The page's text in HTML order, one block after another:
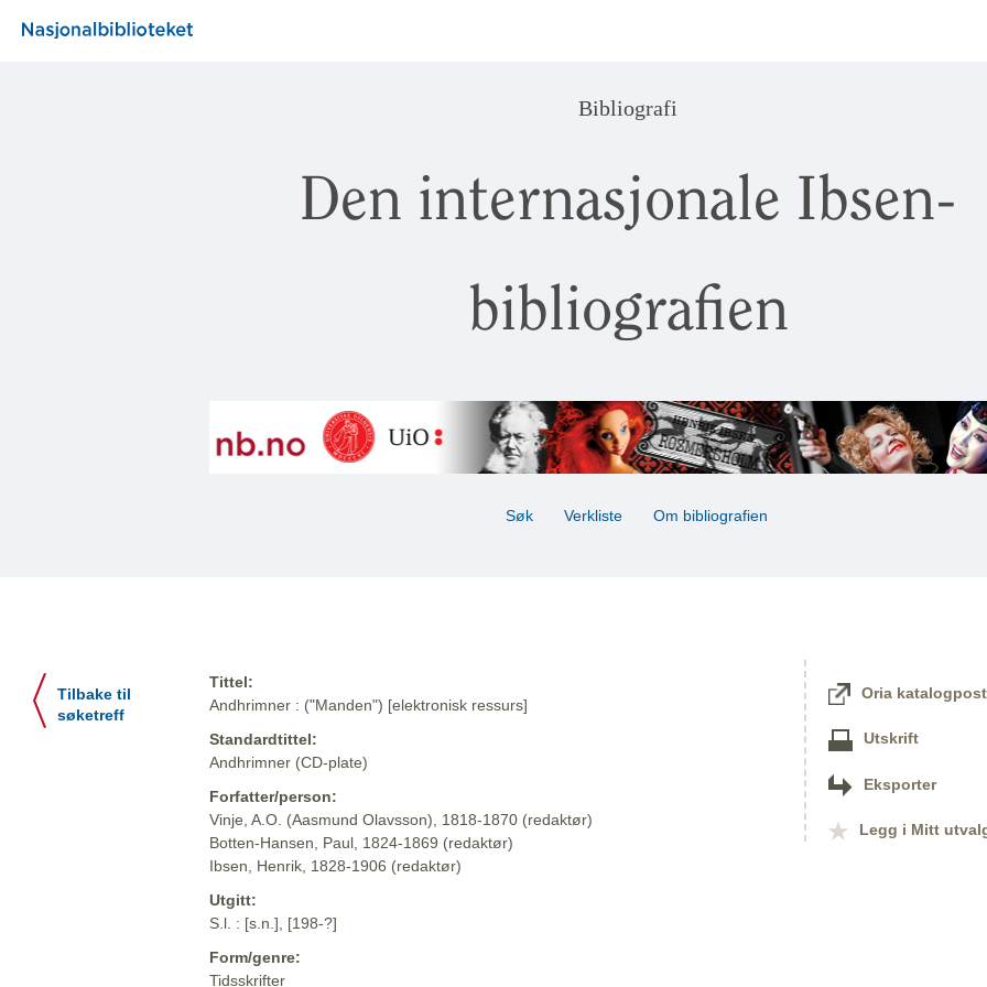
Bibliografi
Den internasjonale Ibsen-
bibliografien
Søk Verkliste Om bibliografien
Tilbake til
søketreff
Tittel:
Andhrimner : ("Manden") [elektronisk ressurs]
Standardtittel:
Andhrimner (CD-plate)
Forfatter/person:
Vinje, A.O. (Aasmund Olavsson), 1818-1870 (redaktør)
Botten-Hansen, Paul, 1824-1869 (redaktør)
Ibsen, Henrik, 1828-1906 (redaktør)
Utgitt:
S.l. : [s.n.], [198-?]
Form/genre:
Tidsskrifter
Oria katalogpost
Utskrift
Eksporter
Legg i Mitt